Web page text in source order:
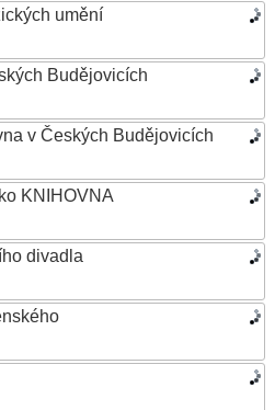
umění
Budějovicích
v Českých Budějovicích
KNIHOVNA
divadla